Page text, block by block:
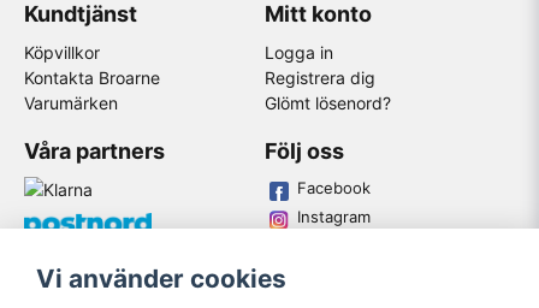
Kundtjänst
Köpvillkor
Kontakta Broarne
Varumärken
Mitt konto
Logga in
Registrera dig
Glömt lösenord?
Våra partners Följ oss
Facebook
Instagram
Vi använder cookies